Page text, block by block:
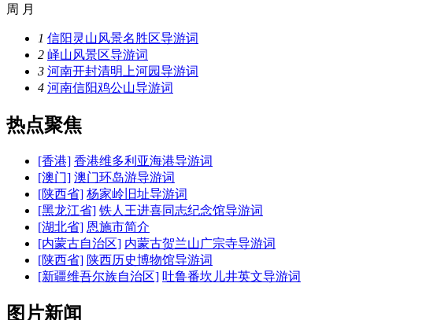
周 月
1 信阳灵山风景名胜区导游词
2 峄山风景区导游词
3 河南开封清明上河园导游词
4 河南信阳鸡公山导游词
热点聚焦
[香港] 香港维多利亚海港导游词
[澳门] 澳门环岛游导游词
[陕西省] 杨家岭旧址导游词
[黑龙江省] 铁人王进喜同志纪念馆导游词
[湖北省] 恩施市简介
[内蒙古自治区] 内蒙古贺兰山广宗寺导游词
[陕西省] 陕西历史博物馆导游词
[新疆维吾尔族自治区] 吐鲁番坎儿井英文导游词
图片新闻